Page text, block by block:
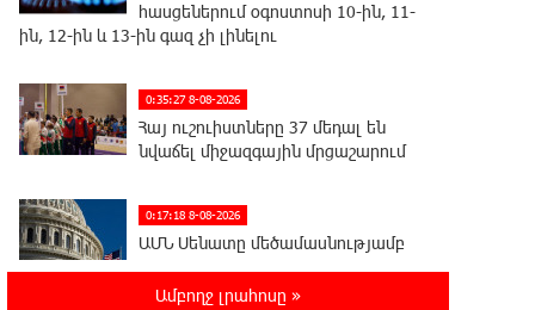
հասցեներում օգոստոսի 10-ին, 11-
ին, 12-ին և 13-ին գազ չի լինելու
0:35:27 8-08-2026
Հայ ուշուիստները 37 մեդալ են
նվաճել միջազգային մրցաշարում
0:17:18 8-08-2026
ԱՄՆ Սենատը մեծամասնությամբ
դեմ պատժամիջոցների ընդլայնման օրինագիծը
Ամբողջ լրահոսը »